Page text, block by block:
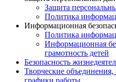
Защита
Политика
Информационная
Политика
Информационная
грамотность детей
Безопасность
Творческие
графики работы